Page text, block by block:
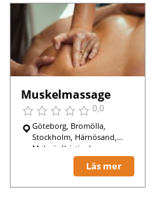
Muskelmassage
0,0
Göteborg, Bromölla,
Stockholm, Härnösand,
Malmö, Kristinehamn,
Örebro, Nynäshamn,
Västerås, Umeå, Lund,
Läs mer